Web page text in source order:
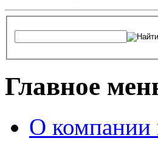
Главное
О компании